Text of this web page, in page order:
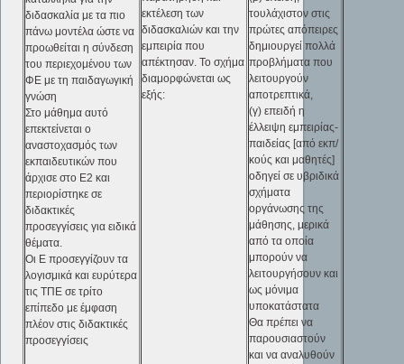
διδασκαλία με τα πιο
πάνω μοντέλα ώστε να
προωθείται η σύνδεση
του περιεχομένου των
ΦΕ με τη παιδαγωγική
γνώση
Στο μάθημα αυτό
επεκτείνεται ο
αναστοχασμός των
εκπαιδευτικών που
άρχισε στο Ε2 και
περιορίστηκε σε
διδακτικές
προσεγγίσεις για ειδικά
θέματα.
Οι Ε προσεγγίζουν τα
λογισμικά και ευρύτερα
τις ΤΠΕ σε τρίτο
επίπεδο με έμφαση
πλέον στις διδακτικές
προσεγγίσεις
εκτέλεση των
διδασκαλιών και την
εμπειρία που
απέκτησαν. Το σχήμα
διαμορφώνεται ως
εξής:
τουλάχιστον στις
πρώτες απόπειρες
δημιουργεί πολλά
προβλήματα που
λειτουργούν
αποτρεπτικά,
(γ) επειδή η
έλλειψη εμπειρίας-
παιδείας [από εκπ/
κούς και μαθητές]
οδηγεί σε υβριδικά
σχήματα
οργάνωσης της
μάθησης, μερικά
από τα οποία
μπορούν να
λειτουργήσουν και
ως μόνιμα
υποκατάστατα
Θα πρέπει να
παρουσιαστούν
και να αναλυθούν